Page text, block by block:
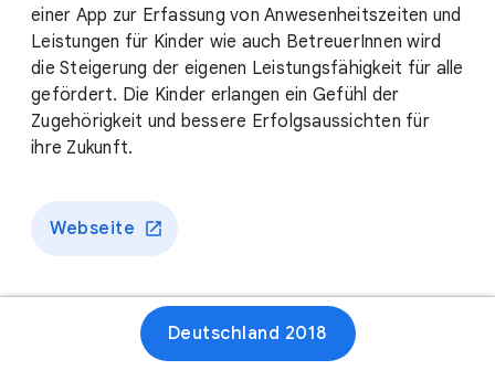
einer App zur Erfassung von Anwesenheitszeiten und
Leistungen für Kinder wie auch BetreuerInnen wird
die Steigerung der eigenen Leistungsfähigkeit für alle
gefördert. Die Kinder erlangen ein Gefühl der
Zugehörigkeit und bessere Erfolgsaussichten für
ihre Zukunft.
Webseite
Deutschland 2018